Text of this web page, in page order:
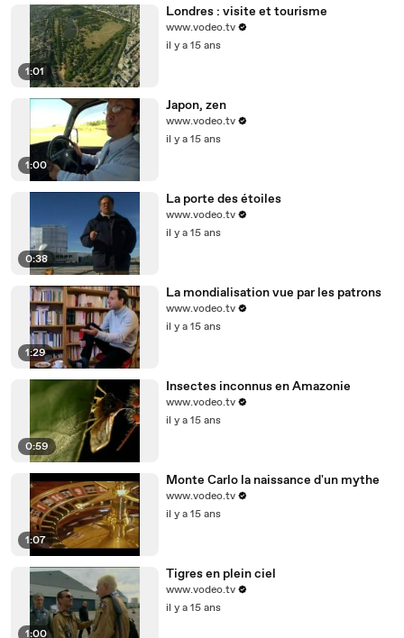
1:01
Londres : visite et tourisme
www.vodeo.tv
il y a 15 ans
1:00
Japon, zen
www.vodeo.tv
il y a 15 ans
0:38
La porte des étoiles
www.vodeo.tv
il y a 15 ans
1:29
La mondialisation vue par les patrons
www.vodeo.tv
il y a 15 ans
0:59
Insectes inconnus en Amazonie
www.vodeo.tv
il y a 15 ans
1:07
Monte Carlo la naissance d'un mythe
www.vodeo.tv
il y a 15 ans
1:00
Tigres en plein ciel
www.vodeo.tv
il y a 15 ans